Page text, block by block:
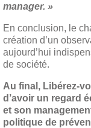
manager. »
En conclusion, le
création d’un
aujourd’hui
de société.
Au final, Libérez-
d’avoir un regard
et son
politique de